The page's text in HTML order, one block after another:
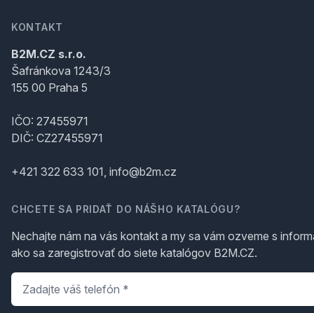
KONTAKT
B2M.CZ s.r.o.
Šafránkova 1243/3
155 00 Praha 5
IČO: 27455971
DIČ: CZ27455971
+421 322 633 101, info@b2m.cz
CHCETE SA PRIDAŤ DO NÁŠHO KATALÓGU?
Nechajte nám na vás kontakt a my sa vám ozveme s
ako sa zaregistrovať do siete katalógov B2M.CZ.
Telefón